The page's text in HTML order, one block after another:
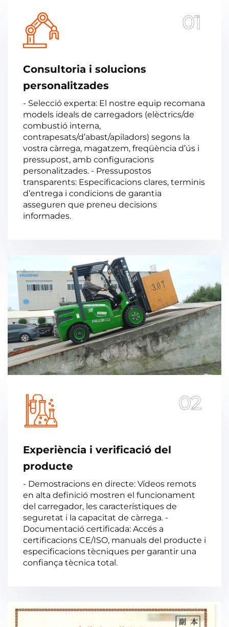
01
Consultoria i solucions
personalitzades
- Selecció experta: El nostre equip recomana
models ideals de carregadors (elèctrics/de
combustió interna,
contrapesats/d’abast/apiladors) segons la
vostra càrrega, magatzem, freqüència d’ús i
pressupost, amb configuracions
personalitzades. - Pressupostos
transparents: Especificacions clares, terminis
d’entrega i condicions de garantia
asseguren que preneu decisions
informades.
02
Experiència i verificació del
producte
- Demostracions en directe: Vídeos remots
en alta definició mostren el funcionament
del carregador, les característiques de
seguretat i la capacitat de càrrega. -
Documentació certificada: Accés a
certificacions CE/ISO, manuals del producte i
especificacions tècniques per garantir una
confiança tècnica total.